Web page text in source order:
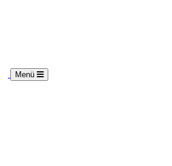
Menü